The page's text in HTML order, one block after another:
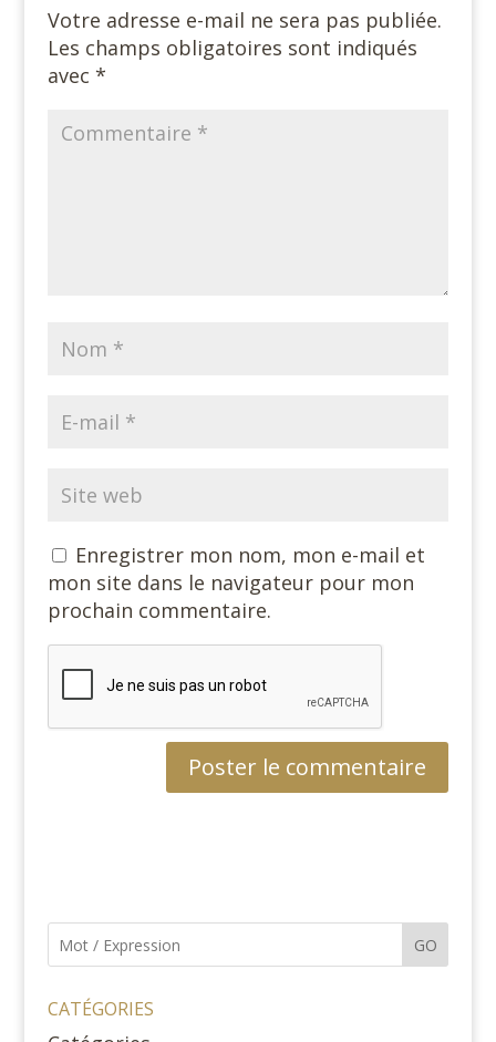
Votre adresse e-mail ne sera pas publiée.
Les champs obligatoires sont indiqués
avec *
Enregistrer mon nom, mon e-mail et
mon site dans le navigateur pour mon
prochain commentaire.
GO
CATÉGORIES